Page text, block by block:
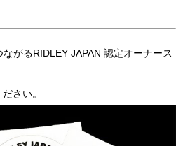
がるRIDLEY JAPAN 認定オーナース
さい。